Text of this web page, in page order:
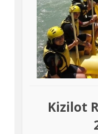
Kizilot